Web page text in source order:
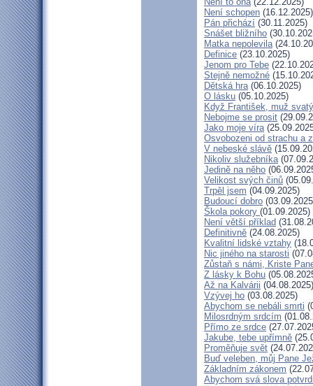
Není schopen (16.12.2025)
Pán přichází (30.11.2025)
Snášet bližního
Matka nepolevila
Definice (23.10.2025)
Jenom pro Tebe
Stejně nemožné
Dětská hra(06.10.2025)
O lásku (05.10.2025)
Když František, muž svatý
Nebojme se prosit
Jako moje víra
Osvobozeni od strachu a
V nebeské slávě
Nikoliv služebníka
Jedině na něho
Velikost svých činů
Trpěl jsem (04.09.2025)
Budoucí dobro
Škola pokory (01.09.2025)
Není větší příklad
Definitivně (24.08.2025)
Kvalitní lidské vztahy
Nic jiného na starosti
Zůstaň s námi, Kriste
Z lásky k Bohu
Až na Kalvárii (04.08.2025)
Vzývej ho (03.08.2025)
Abychom se nebáli smrti
Milosrdným srdcím
Přímo ze srdce
Jakube, tebe upřímně
Proměňuje svět
Buď veleben, můj Pane
Základním zákonem
Abychom svá slova